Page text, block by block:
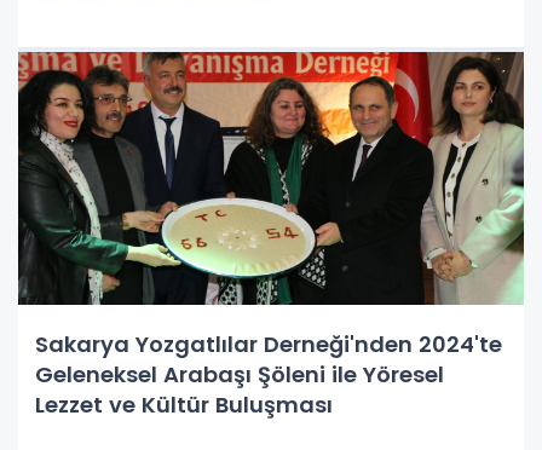
Sakarya Yozgatlılar Derneği'nden 2024'te
Geleneksel Arabaşı Şöleni ile Yöresel
Lezzet ve Kültür Buluşması